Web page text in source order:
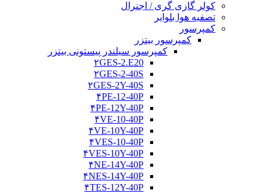
کولر گازی گری / اجنرال
تصفیه هوا بلوایر
کمپرسور
کمپرسور بیتزر
کمپرسور سیلندر پیستونی بیتزر
۲GES-2.E20
۲GES-2-40S
۲GES-2Y-40S
۴PE-12-40P
۴PE-12Y-40P
۴VE-10-40P
۴VE-10Y-40P
۴VES-10-40P
۴VES-10Y-40P
۴NE-14Y-40P
۴NES-14Y-40P
۴TES-12Y-40P